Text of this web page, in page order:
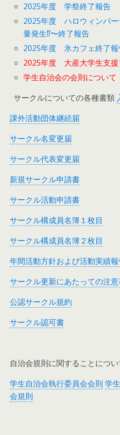
2025年度 学祭終了報告
2025年度 ハロウィンパー
量発生⁉︎〜終了報告
2025年度 氷カフェ終了報
2025年度 大産大学生支援
学生自治会の会則について
サークルについての各種書類
課外活動団体継続届
サークル名変更届
サークル代表変更届
新規サークル申請書
サークル活動申請書
サークル構成員名簿１枚目
サークル構成員名簿２枚目
年間活動方針および活動実績
サークル更新にあたっての注
公認サークル規約
サークル認可書
自治会規則に関することについ
学生自治会執行委員会会則 学
会規則